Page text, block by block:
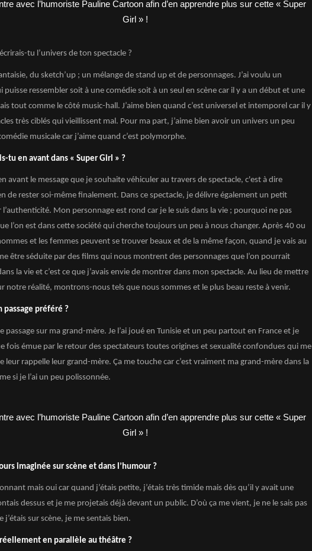
tu l’univers de ton spectacle ?
du sketch’up ; un mélange de stand up et de personnages. J’ai voulu un
puisse ressembler soit à une comédie soit à un seul en scène car il y a un début et une
tout comme le côté music-hall. J’aime bien quand c’est universel et intemporel car il y
très ciblés qui vieillissent mal. Pour ma part, j’aime bien avoir un univers un peu
musicale car j’aime quand c’est polymorphe.
tu en avant dans « Super Girl » ?
avant le message que je souhaite véhiculer au travers de spectacle, c'est à dire
de rester soi-même finalement. Dans ce spectacle, je délivre également un petit
l’authenticité. Mon personnage est rond car je le suis dans la vie ; pourquoi ne pas
l’on est dans cette société qui cherche toujours un peu à nous changer. Après 40 ou
et les femmes peuvent se trouver beaux et de la même façon, quand je vais au
être séduite par des films qui nous montrent des personnages que l’on pourrait
la vie et c’est ce que j’avais envie de montrer dans mon spectacle. Au lieu de mettre
notre réalité, montrons-nous tels que nous sommes et le plus beau reste à venir.
passage préféré ?
passage sur ma grand-mère. Je l’ai joué en Tunisie et un peu partout en France et je
fois émue par le retour des spectateurs toutes origines et sexualité confondues qui me
leur rappelle leur grand-mère. Ça me touche car c’est vraiment ma grand-mère dans la
si je l’ai un peu polissonnée.
imaginée sur scène et dans l’humour ?
mais oui car quand j’étais petite, j’étais très timide mais dès qu’il y avait une
dessus et je me projetais déjà devant un public. D’où ça me vient, je ne le sais pas
j’étais sur scène, je me sentais bien.
en parallèle au théâtre ?